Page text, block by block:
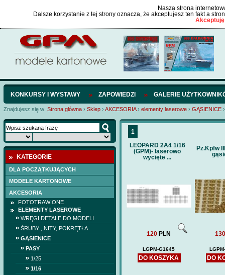
Nasza strona
Dalsze korzystanie z tej strony oznacza, że akceptujesz ten fakt a
KONKURSY I WYSTAWY ZAPOWIEDZI GALERIE
Znajdujesz się w: Strona główna › Sklep › AKCESORIA › elementy laserowe › GĄSIENICE ›
KATEGORIE
DLA POCZĄTKUJĄCYCH
MODELE KARTONOWE
AKCESORIA
FOTOTRAWIONE
ELEMENTY LASEROWE
WRĘGI DETALE DO MODELI
ŚRUBY , NITY, POKRĘTŁA
GĄSIENICE
PASY
1/25
1/16
1
LEOPARD 2A4 1/16
(GPM)- laserowo
wycięte ...
120 PLN
LGPM-G1645
DO KOSZYKA
Pz.Kpfw
DO